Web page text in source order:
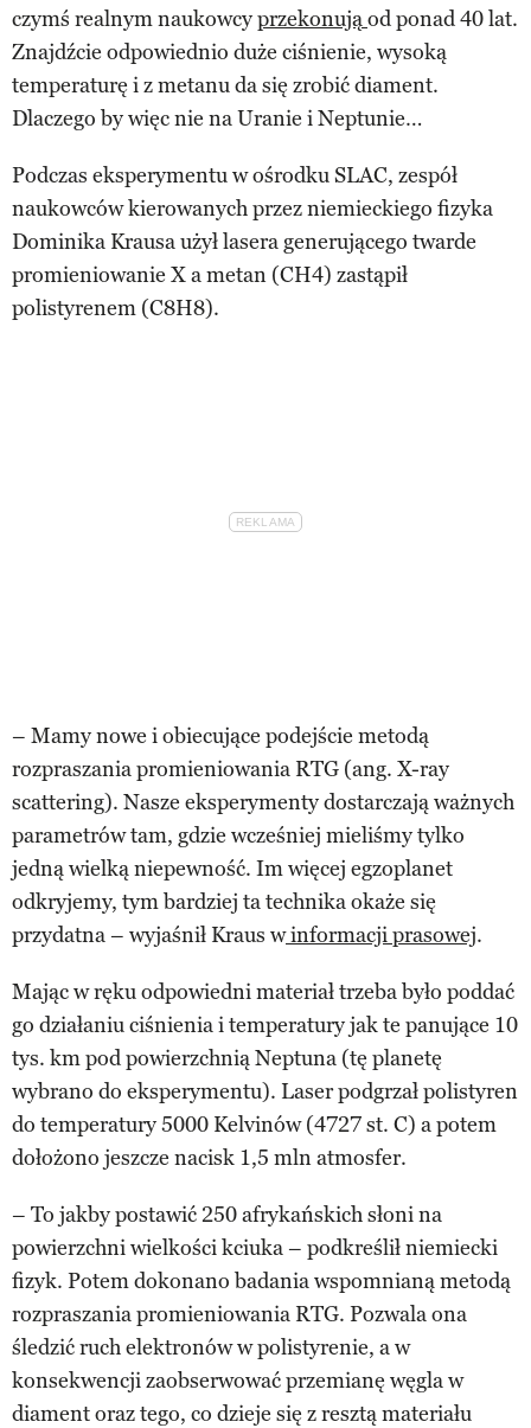
czymś realnym naukowcyprzekonująod ponad 40 lat.
Znajdźcie odpowiednio duże ciśnienie, wysoką
temperaturę i z metanu da się zrobić diament.
Dlaczego by więc nie na Uranie i Neptunie…
Podczas eksperymentu w ośrodku SLAC, zespół
naukowców kierowanych przez niemieckiego fizyka
Dominika Krausa użył lasera generującego twarde
promieniowanie X a metan (CH4) zastąpił
polistyrenem (C8H8).
– Mamy nowe i obiecujące podejście metodą
rozpraszania promieniowania RTG (ang. X-ray
scattering). Nasze eksperymenty dostarczają ważnych
parametrów tam, gdzie wcześniej mieliśmy tylko
jedną wielką niepewność. Im więcej egzoplanet
odkryjemy, tym bardziej ta technika okaże się
przydatna – wyjaśnił Kraus winformacji prasowej.
Mając w ręku odpowiedni materiał trzeba było poddać
go działaniu ciśnienia i temperatury jak te panujące 10
tys. km pod powierzchnią Neptuna (tę planetę
wybrano do eksperymentu). Laser podgrzał polistyren
do temperatury 5000 Kelvinów (4727 st. C) a potem
dołożono jeszcze nacisk 1,5 mln atmosfer.
– To jakby postawić 250 afrykańskich słoni na
powierzchni wielkości kciuka – podkreślił niemiecki
fizyk. Potem dokonano badania wspomnianą metodą
rozpraszania promieniowania RTG. Pozwala ona
śledzić ruch elektronów w polistyrenie, a w
konsekwencji zaobserwować przemianę węgla w
diament oraz tego, co dzieje się z resztą materiału